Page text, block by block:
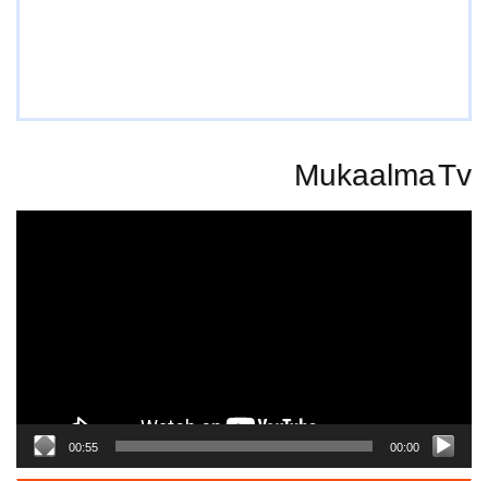
Mukaalma Tv
00:00
00:55